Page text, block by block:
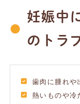
妊娠中
のトラ
歯肉に腫れや
熱いものや冷